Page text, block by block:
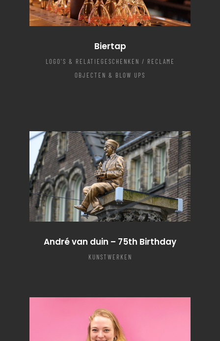
Biertap
LOGO'S & RELATIEGESCHENKEN / RECLAME
OBJECTEN & BLOW UPS
André van duin – 75th Birthday
KUNSTWERKEN